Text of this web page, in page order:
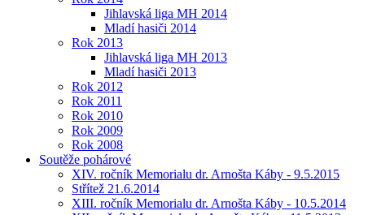
Jihlavská liga MH 2014
Mladí hasiči 2014
Rok 2013
Jihlavská liga MH 2013
Mladí hasiči 2013
Rok 2012
Rok 2011
Rok 2010
Rok 2009
Rok 2008
Soutěže pohárové
XIV. ročník Memorialu dr. Arnošta Káby - 9.5.2015
Střítež 21.6.2014
XIII. ročník Memorialu dr. Arnošta Káby - 10.5.2014